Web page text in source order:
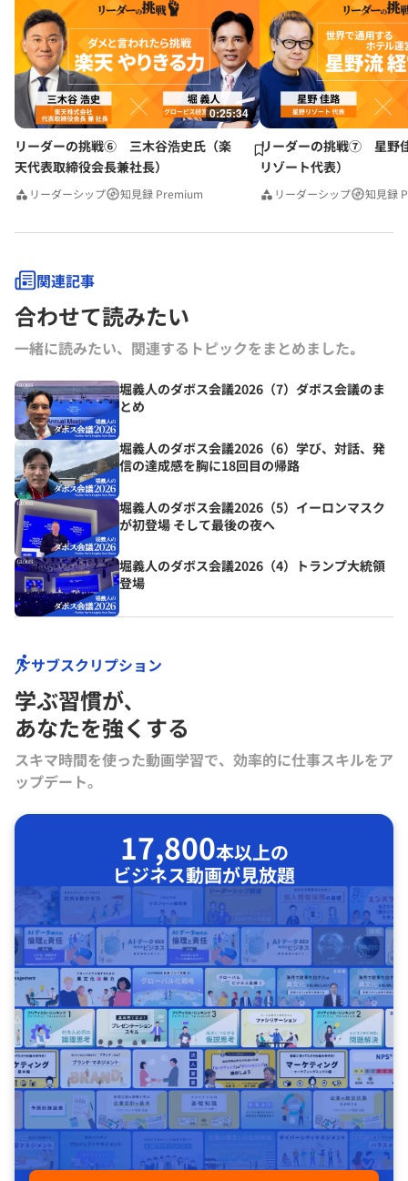
0:25:34
リーダーの挑戦⑥ 三木谷浩史氏（楽
天代表取締役会長兼社長）
リーダーシップ 知見録 Premium
リーダーの挑戦⑦ 星野
リゾート代表）
リーダーシップ 知見録
関連記事
合わせて読みたい
一緒に読みたい、関連するトピックをまとめました｡
堀義人のダボス会議2026（7）ダボス会議のま
とめ
堀義人のダボス会議2026（6）学び、対話、発
信の達成感を胸に18回目の帰路
堀義人のダボス会議2026（5）イーロンマスク
が初登場 そして最後の夜へ
堀義人のダボス会議2026（4）トランプ大統領
登場
サブスクリプション
学ぶ習慣が､
あなたを強くする
スキマ時間を使った動画学習で、効率的に仕事スキルをア
ップデート。
17,800本以上の
ビジネス動画が見放題